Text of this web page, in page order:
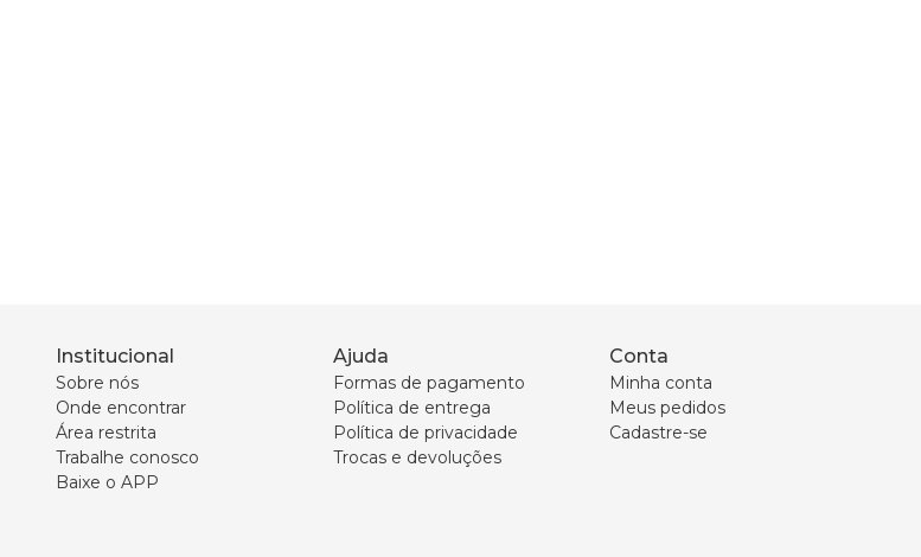
Institucional
Sobre nós
Onde encontrar
Área restrita
Trabalhe conosco
Baixe o APP
Ajuda
Formas de pagamento
Política de entrega
Política de privacidade
Trocas e devoluções
Conta
Minha conta
Meus pedidos
Cadastre-se